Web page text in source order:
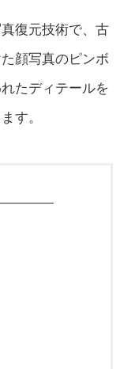
復元技術で、古
顔写真のピンボ
たディテールを
す。